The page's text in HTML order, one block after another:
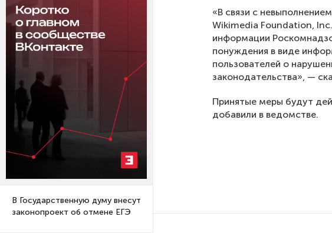
В Государственную думу внесут
законопроект об отмене ЕГЭ
«В связи с
Wikimedia Foundation,
информации
понуждения в виде
пользователей о
законодательства», —
Принятые меры будут
добавили в ведомстве.